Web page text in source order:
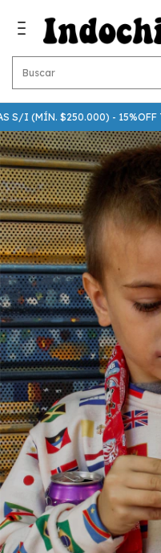
$250.000) - 15%OFF